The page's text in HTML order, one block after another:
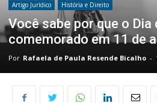
Artigo Jurídico História e Direito
Você sabe por que o Dia
comemorado em 11 de
Por Rafaela de Paula Resende Bicalho -